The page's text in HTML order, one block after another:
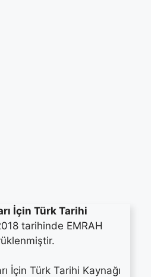
İçin Türk Tarihi
tarihinde EMRAH
İçin Türk Tarihi Kaynağı